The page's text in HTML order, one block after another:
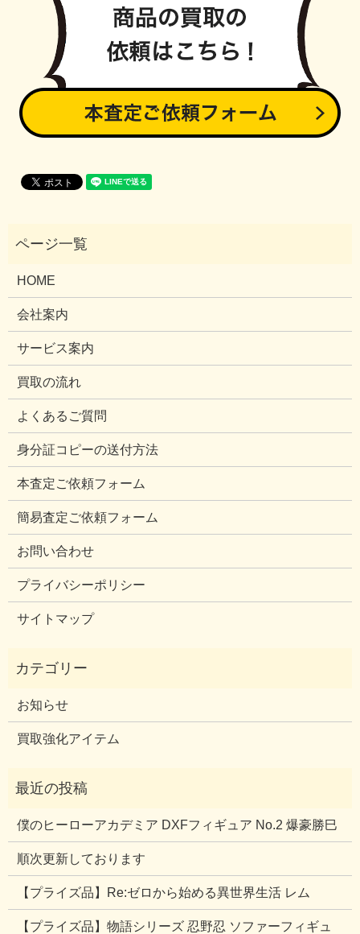
HOME
会社案内
サービス案内
買取の流れ
よくあるご質問
身分証コピーの送付方法
本査定ご依頼フォーム
簡易査定ご依頼フォーム
お問い合わせ
プライバシーポリシー
サイトマップ
お知らせ
買取強化アイテム
僕のヒーローアカデミア DXFフィギュア No.2 爆豪勝巳
順次更新しております
【プライズ品】Re:ゼロから始める異世界生活 レム
【プライズ品】物語シリーズ 忍野忍 ソファーフィギュ